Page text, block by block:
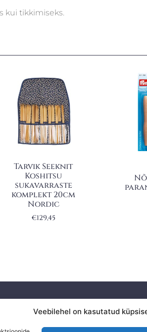
Veebilehel on kasutatud
kui tikkimiseks.
Tarvik Seeknit
Koshitsu
sukavarraste
komplekt 20cm
Nordic
€129,45
Ostuinfo